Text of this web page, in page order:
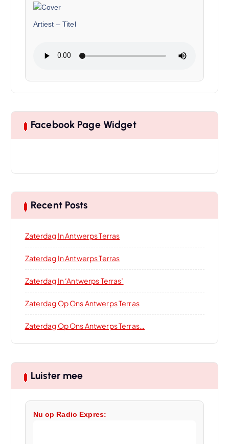
Artiest – Titel
Facebook Page Widget
Recent Posts
Zaterdag In Antwerps Terras
Zaterdag In Antwerps Terras
Zaterdag In ‘Antwerps Terras’
Zaterdag Op Ons Antwerps Terras
Zaterdag Op Ons Antwerps Terras…
Luister mee
Nu op Radio Expres: